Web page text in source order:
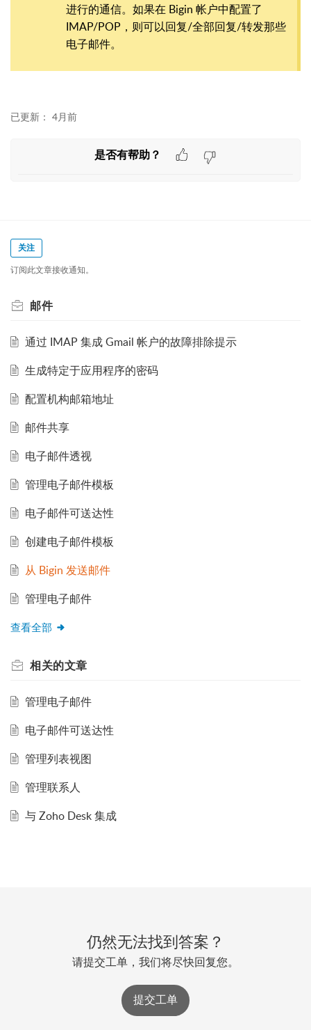
进行的通信。如果在 Bigin 帐户中配置了
IMAP/POP，则可以回复/全部回复/转发那些
电子邮件。
已更新： 4月前
是否有帮助？
关注
订阅此文章接收通知。
邮件
通过 IMAP 集成 Gmail 帐户的故障排除提示
生成特定于应用程序的密码
配置机构邮箱地址
邮件共享
电子邮件透视
管理电子邮件模板
电子邮件可送达性
创建电子邮件模板
从 Bigin 发送邮件
管理电子邮件
查看全部
相关的文章
管理电子邮件
电子邮件可送达性
管理列表视图
管理联系人
与 Zoho Desk 集成
仍然无法找到答案？
请提交工单，我们将尽快回复您。
提交工单